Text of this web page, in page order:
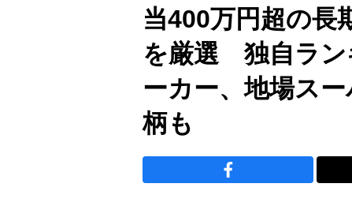
当400万円超の長
を厳選 独自ラン
ーカー、地場ス
柄も